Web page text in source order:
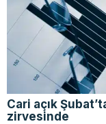
Cari açık
zirvesinde